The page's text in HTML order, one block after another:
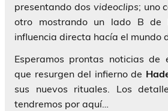
presentando dos videoclips; uno
otro mostrando un lado B de
influencia directa hacía el mundo
Esperamos prontas noticias de
que resurgen del infierno de
sus nuevos rituales. Los
tendremos por aquí…